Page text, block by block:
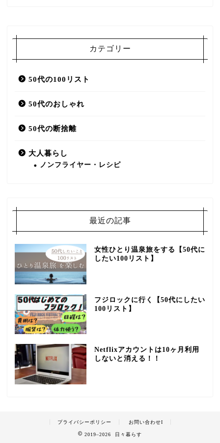
カテゴリー
50代の100リスト
50代のおしゃれ
50代の断捨離
大人暮らし
ノンフライヤー・レシピ
最近の記事
女性ひとり温泉旅をする【50代に
したい100リスト】
フジロックに行く【50代にしたい
100リスト】
Netflixアカウントは10ヶ月利用
しないと消える！！
プライバシーポリシー お問い合わせI
2019–2026 日々暮らす